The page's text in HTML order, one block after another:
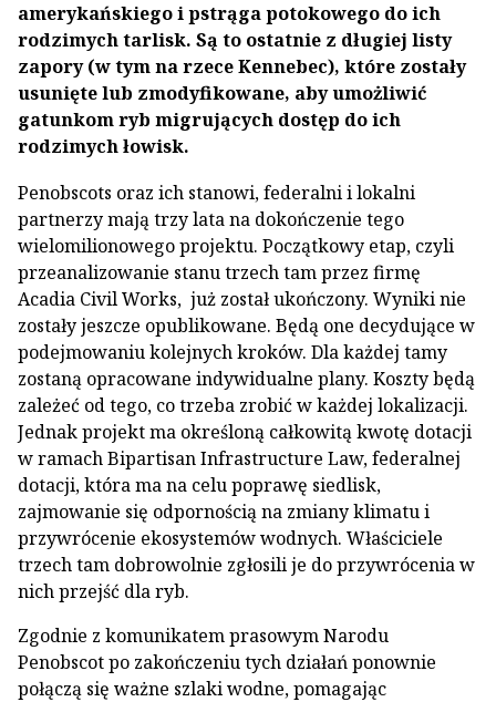
amerykańskiego i pstrąga potokowego do ich
rodzimych tarlisk. Są to ostatnie z długiej listy
zapory (w tym na rzece Kennebec), które zostały
usunięte lub zmodyfikowane, aby umożliwić
gatunkom ryb migrujących dostęp do ich
rodzimych łowisk.
Penobscots oraz ich stanowi, federalni i lokalni
partnerzy mają trzy lata na dokończenie tego
wielomilionowego projektu. Początkowy etap, czyli
przeanalizowanie stanu trzech tam przez firmę
Acadia Civil Works, już został ukończony. Wyniki nie
zostały jeszcze opublikowane. Będą one decydujące w
podejmowaniu kolejnych kroków. Dla każdej tamy
zostaną opracowane indywidualne plany. Koszty będą
zależeć od tego, co trzeba zrobić w każdej lokalizacji.
Jednak projekt ma określoną całkowitą kwotę dotacji
w ramach Bipartisan Infrastructure Law, federalnej
dotacji, która ma na celu poprawę siedlisk,
zajmowanie się odpornością na zmiany klimatu i
przywrócenie ekosystemów wodnych. Właściciele
trzech tam dobrowolnie zgłosili je do przywrócenia w
nich przejść dla ryb.
Zgodnie z komunikatem prasowym Narodu
Penobscot po zakończeniu tych działań ponownie
połączą się ważne szlaki wodne, pomagając